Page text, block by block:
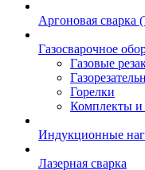
Аргоновая сварка
Газосварочное
Газовые
Горелки
Комплекты и
Индукционные
Лазерная сварка